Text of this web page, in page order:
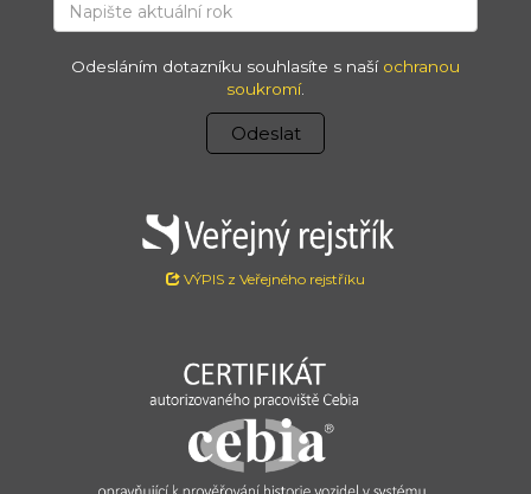
Odesláním dotazníku souhlasíte s naší ochranou
soukromí.
Odeslat
VÝPIS z Veřejného rejstříku